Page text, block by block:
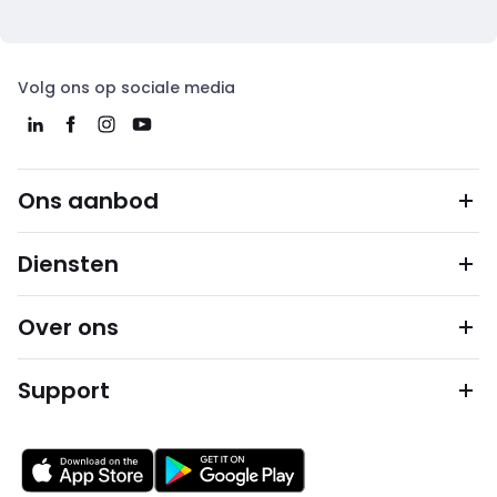
Volg ons op sociale media
Ons aanbod
Diensten
Over ons
Support